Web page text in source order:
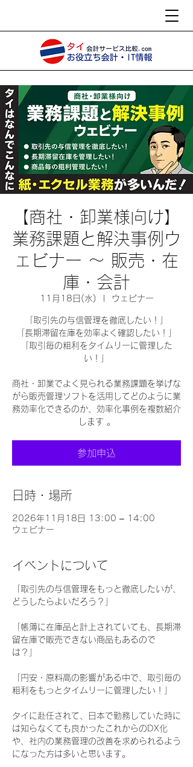
【商社・卸業様向け】
業務課題と解決事例ウ
ェビナー ～ 販売・在
庫・会計
11月18日(水) ウェビナー
「取引先の与信管理を徹底したい！」
「長期滞留在庫を効率よく確認したい！」
「取引毎の粗利をタイムリーに管理した
い！」
商社・卸業でよく見られる業務課題を挙げな
がら販売管理ソフトを活用してどのように業
務効率化できるのか、効率化事例を複数紹介
します 。
参加申込
日時・場所
2026年11月18日 13:00 – 14:00
ウェビナー
イベントについて
「取引先の与信管理をもっと徹底したいが、
どうしたらよいだろう？」
「帳簿に在庫品と計上されていても、長期滞
留在庫で販売できない商品もあるので
は？」
「円安・原料高の影響がある中で、取引毎の
粗利をもっとタイムリーに管理したい！」
タイに赴任されて、日本で勤務していた時に
は知らなくても良かったこれからのDX化
や、社内の業務管理の改善を求められるよう
になった方は多いと思います。